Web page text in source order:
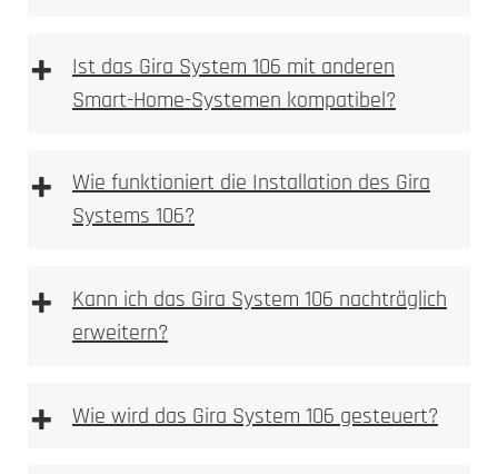
Gegensprechfunktion über die DoorBird App
+
Ist das Gira System 106 mit anderen
Smart-Home-Systemen kompatibel?
+
Wie funktioniert die Installation des Gira
Systems 106?
entfernen.
+
Kann ich das Gira System 106 nachträglich
erweitern?
+ Wie wird das Gira System 106 gesteuert?